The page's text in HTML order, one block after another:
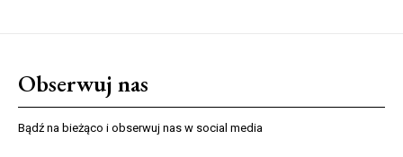
Obserwuj nas
Bądź na bieżąco i obserwuj nas w social media